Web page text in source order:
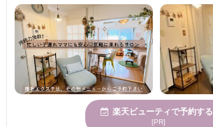
楽天ビューティで予約する
[PR]